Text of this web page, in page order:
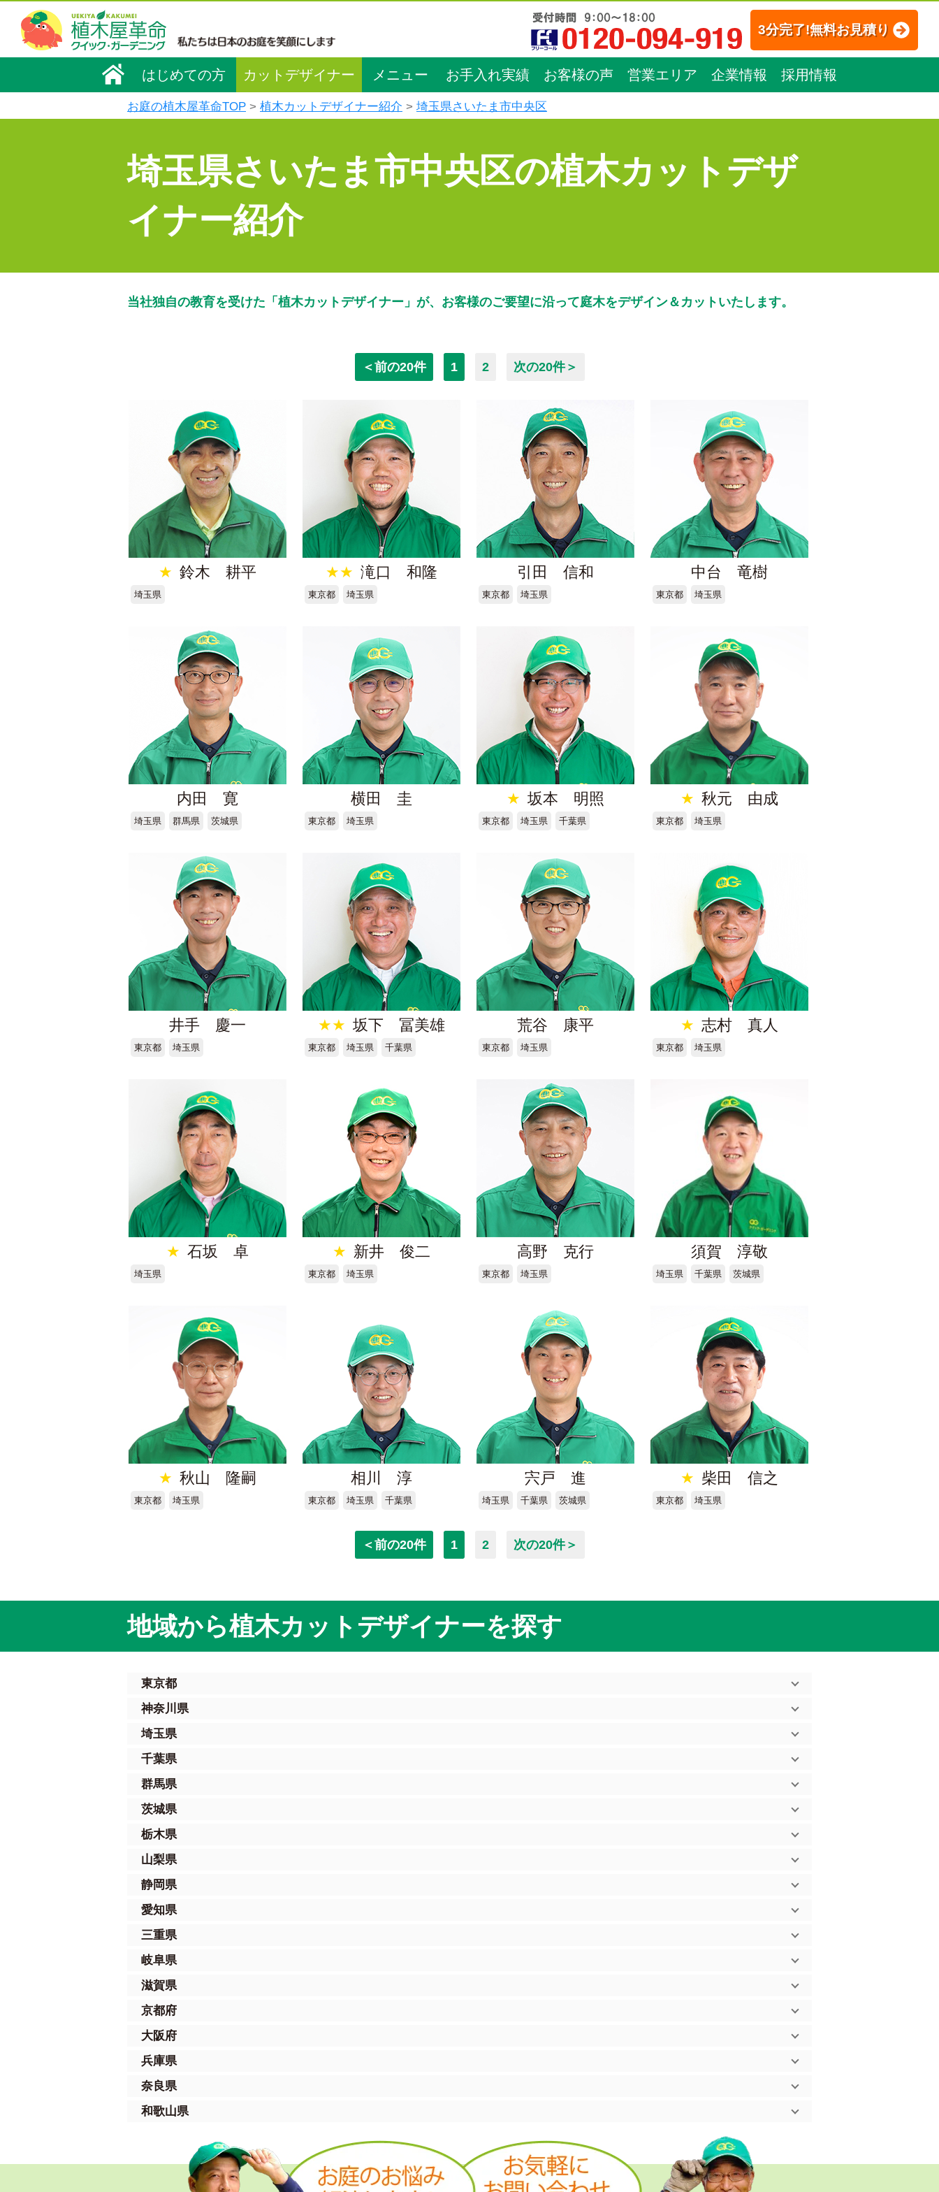
3分完了!無料お見積り
はじめての方 カットデザイナー メニュー お手入れ実績 お客様の声 営業エリア 企業情報 採用情報
お庭の植木屋革命TOP 植木カットデザイナー紹介 埼玉県さいたま市中央区
埼玉県さいたま市中央区の植木カットデザ
イナー紹介
当社独自の教育を受けた「植木カットデザイナー」が、お客様のご要望に沿って庭木をデザイン＆カットいたします。
＜前の20件 1 2 次の20件＞
★ 鈴木 耕平
埼玉県
★★ 滝口 和隆
東京都 埼玉県
引田 信和
東京都 埼玉県
中台 竜樹
東京都 埼玉県
内田 寛
埼玉県 群馬県 茨城県
横田 圭
東京都 埼玉県
★ 坂本 明照
東京都 埼玉県 千葉県
★ 秋元 由成
東京都 埼玉県
井手 慶一
東京都 埼玉県
★★ 坂下 冨美雄
東京都 埼玉県 千葉県
荒谷 康平
東京都 埼玉県
★ 志村 真人
東京都 埼玉県
★ 石坂 卓
埼玉県
★ 新井 俊二
東京都 埼玉県
高野 克行
東京都 埼玉県
須賀 淳敬
埼玉県 千葉県 茨城県
★ 秋山 隆嗣
東京都 埼玉県
相川 淳
東京都 埼玉県 千葉県
宍戸 進
埼玉県 千葉県 茨城県
★ 柴田 信之
東京都 埼玉県
＜前の20件 1 2 次の20件＞
地域から植木カットデザイナーを探す
東京都
神奈川県
埼玉県
千葉県
群馬県
茨城県
栃木県
山梨県
静岡県
愛知県
三重県
岐阜県
滋賀県
京都府
大阪府
兵庫県
奈良県
和歌山県